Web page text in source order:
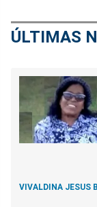
ÚLTIMAS
VIVALDINA JESUS